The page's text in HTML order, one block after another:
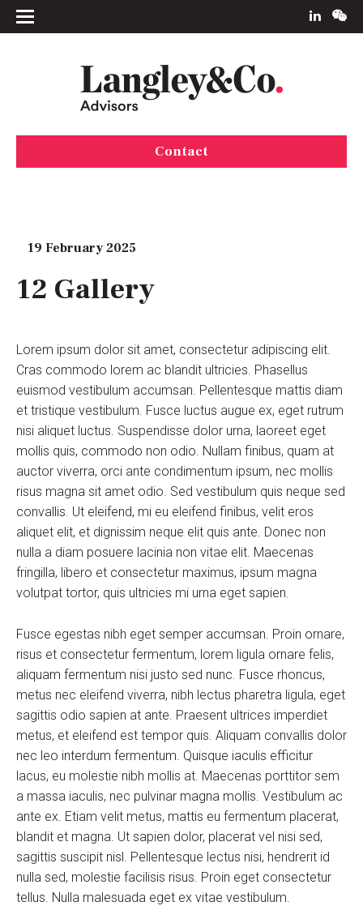
Contact
19 February 2025
12 Gallery
Lorem ipsum dolor sit amet, consectetur adipiscing elit.
Cras commodo lorem ac blandit ultricies. Phasellus
euismod vestibulum accumsan. Pellentesque mattis diam
et tristique vestibulum. Fusce luctus augue ex, eget rutrum
nisi aliquet luctus. Suspendisse dolor urna, laoreet eget
mollis quis, commodo non odio. Nullam finibus, quam at
auctor viverra, orci ante condimentum ipsum, nec mollis
risus magna sit amet odio. Sed vestibulum quis neque sed
convallis. Ut eleifend, mi eu eleifend finibus, velit eros
aliquet elit, et dignissim neque elit quis ante. Donec non
nulla a diam posuere lacinia non vitae elit. Maecenas
fringilla, libero et consectetur maximus, ipsum magna
volutpat tortor, quis ultricies mi urna eget sapien.
Fusce egestas nibh eget semper accumsan. Proin ornare,
risus et consectetur fermentum, lorem ligula ornare felis,
aliquam fermentum nisi justo sed nunc. Fusce rhoncus,
metus nec eleifend viverra, nibh lectus pharetra ligula, eget
sagittis odio sapien at ante. Praesent ultrices imperdiet
metus, et eleifend est tempor quis. Aliquam convallis dolor
nec leo interdum fermentum. Quisque iaculis efficitur
lacus, eu molestie nibh mollis at. Maecenas porttitor sem
a massa iaculis, nec pulvinar magna mollis. Vestibulum ac
ante ex. Etiam velit metus, mattis eu fermentum placerat,
blandit et magna. Ut sapien dolor, placerat vel nisi sed,
sagittis suscipit nisl. Pellentesque lectus nisi, hendrerit id
nulla sed, molestie facilisis risus. Proin eget consectetur
tellus. Nulla malesuada eget ex vitae vestibulum.